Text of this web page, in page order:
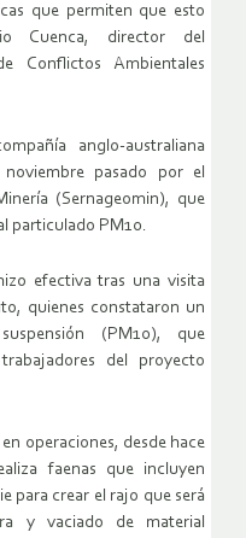
que permiten que esto
Cuenca, director del
Conflictos Ambientales
anglo-australiana
pasado por el
(Sernageomin), que
particulado PM10.
efectiva tras una visita
quienes constataron un
(PM10), que
del proyecto
operaciones, desde hace
faenas que incluyen
para crear el rajo que será
y vaciado de material